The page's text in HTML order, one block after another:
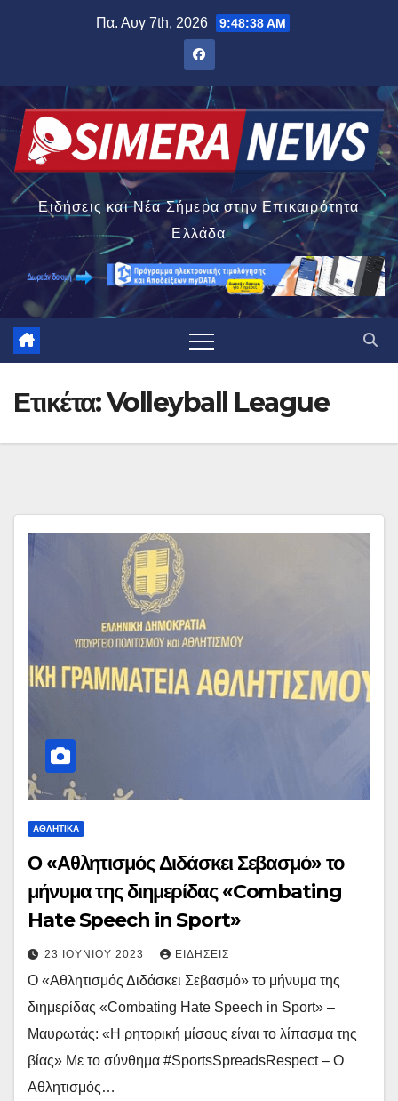
Πα. Αυγ 7th, 2026 9:48:38 AM
Ειδήσεις και Νέα Σήμερα στην Επικαιρότητα
Ελλάδα
Ετικέτα:Volleyball League
ΑΘΛΗΤΙΚΆ
Ο «Αθλητισμός Διδάσκει Σεβασμό» το
μήνυμα της διημερίδας «Combating
Hate Speech in Sport»
23 ΙΟΥΝΊΟΥ 2023 ΕΙΔΉΣΕΙΣ
Ο «Αθλητισμός Διδάσκει Σεβασμό» το μήνυμα της
διημερίδας «Combating Hate Speech in Sport» –
Μαυρωτάς: «Η ρητορική μίσους είναι το λίπασμα της
βίας» Με το σύνθημα #SportsSpreadsRespect – Ο
Αθλητισμός…